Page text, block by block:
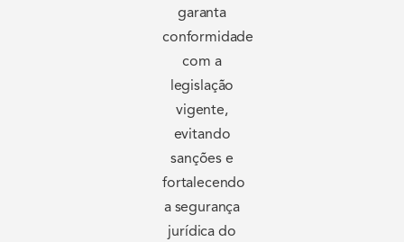
garanta
conformidade
com a
legislação
vigente,
evitando
sanções e
fortalecendo
a segurança
jurídica do